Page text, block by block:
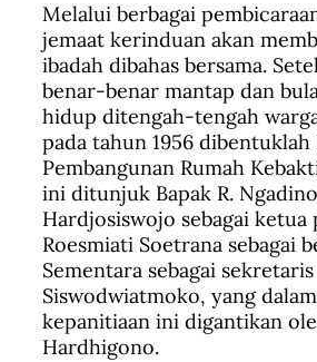
Melalui berbagai
jemaat kerinduan akan
ibadah dibahas bersama.
benar-benar mantap dan
hidup ditengah-tengah
pada tahun 1956 dibentuklah
Pembangunan Rumah
ini ditunjuk Bapak R. Ngadino
Hardjosiswojo sebagai ketua
Roesmiati Soetrana sebagai
Sementara sebagai
Siswodwiatmoko, yang
kepanitiaan ini digantikan
Hardhigono.